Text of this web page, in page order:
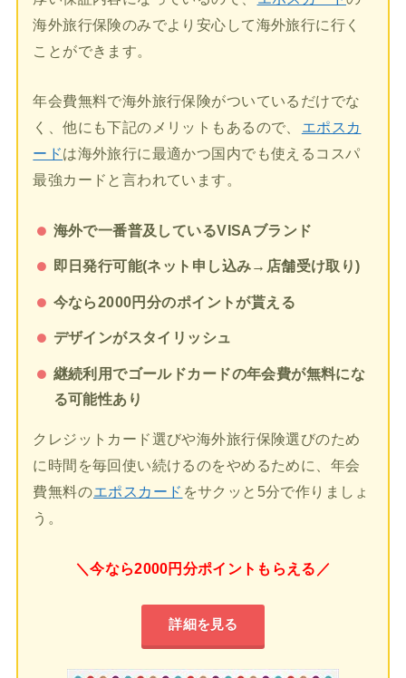
海外旅行保険のみでより安心して海外旅行に行く
ことができます。
年会費無料で海外旅行保険がついているだけでな
く、他にも下記のメリットもあるので、
エポスカ
ードは海外旅行に最適かつ国内でも使えるコスパ
最強カードと言われています。
海外で一番普及しているVISAブランド
即日発行可能(ネット申し込み→店舗受け取り)
今なら2000円分のポイントが貰える
デザインがスタイリッシュ
継続利用でゴールドカードの年会費が無料にな
る可能性あり
クレジットカード選びや海外旅行保険選びのため
に時間を毎回使い続けるのをやめるために、年会
費無料のエポスカード をサクッと5分で作りましょ
う。
＼今なら2000円分ポイントもらえる／
詳細を見る